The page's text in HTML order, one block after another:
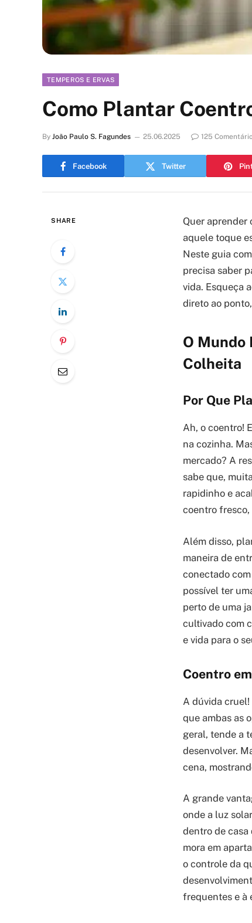
TEMPEROS E ERVAS
Como Plantar
By João Paulo S. Fagundes 25.06.2025 125
Facebook Twitter
SHARE
Quer aprender
aquele toque
Neste guia
precisa saber
vida. Esqueça
direto ao
O Mundo
Colheita
Por Que
Ah, o coentro!
na cozinha.
mercado? A
sabe que,
rapidinho e
coentro fresco,
Além disso,
maneira de
conectado
possível ter
perto de uma
cultivado com
e vida para o
Coentro
A dúvida cruel!
que ambas as
geral, tende a
desenvolver.
cena,
A grande
onde a luz
dentro de casa
mora em
o controle da
frequentes e à